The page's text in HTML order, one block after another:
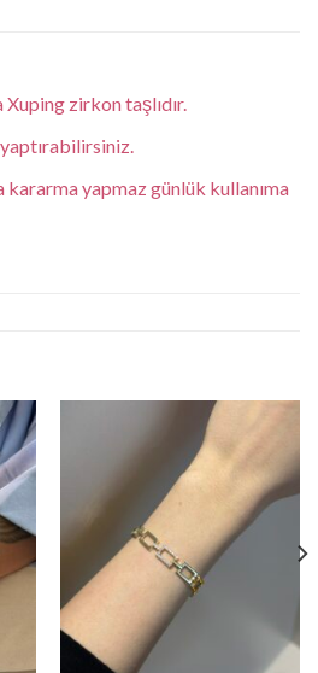
zirkon taşlıdır.
kararma yapmaz günlük kullanıma